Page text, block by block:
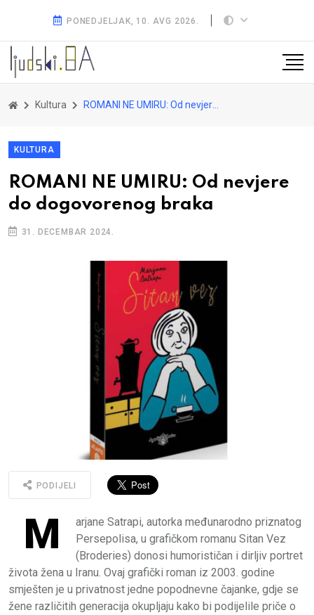
PONEDJELJAK, 10. AVG 2026.
Kultura ROMANI NE UMIRU: Od nevjere do dogovorenog braka
KULTURA
ROMANI NE UMIRU: Od nevjere
do dogovorenog braka
31. DECEMBAR 2024.
PODIJELI
M
arjane Satrapi, autorka međunarodno priznatog
Persepolisa, u grafičkom romanu Sitan Vez
(Broderies) donosi humorističan i dirljiv portret
života žena u Iranu. Ovaj grafički roman iz 2003. godine
smješten je u privatnost jedne popodnevne čajanke, gdje se
žene različitih generacija okupljaju kako bi podijelile priče o